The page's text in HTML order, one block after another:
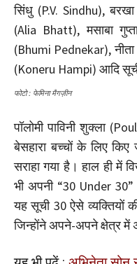
सिंधु (P.V. Sindhu),
(Alia Bhatt), मसाबा
(Bhumi Pednekar),
(Koneru Hampi) आदि
फोटो : फेमिना मैगज़ीन
पॉलोमी पाविनी शुक्ला
बेसहारा बच्चों के लिए किए
सराहा गया है। हाल ही में
भी अपनी “30 Under 30”
यह सूची 30 ऐसे व्यक्तियों
जिन्होंने अपने-अपने क्षेत्र में